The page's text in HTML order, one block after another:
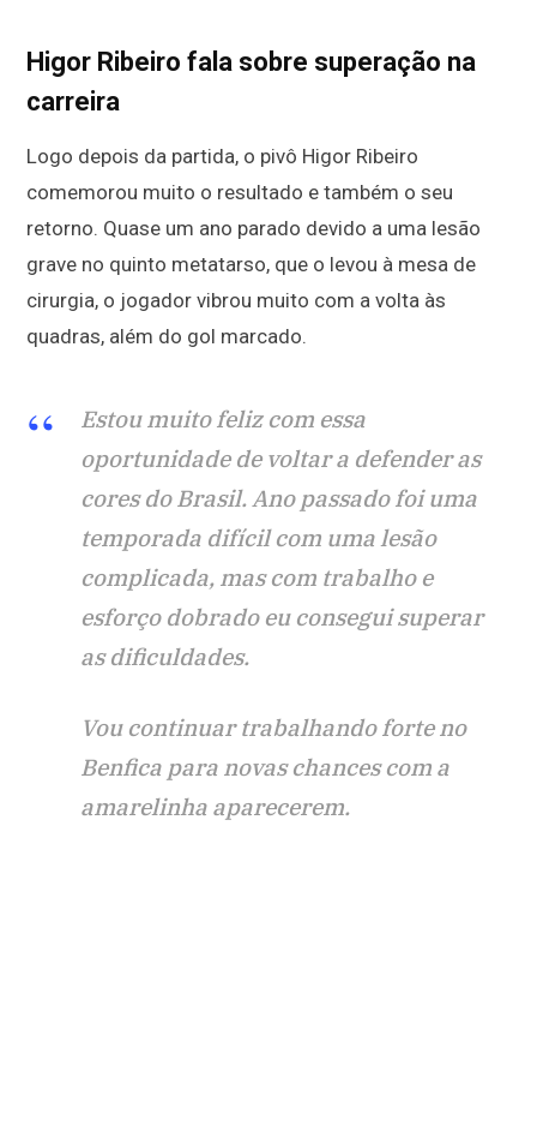
Higor Ribeiro fala sobre superação na
carreira
Logo depois da partida, o pivô Higor Ribeiro
comemorou muito o resultado e também o seu
retorno. Quase um ano parado devido a uma lesão
grave no quinto metatarso, que o levou à mesa de
cirurgia, o jogador vibrou muito com a volta às
quadras, além do gol marcado.
Estou muito feliz com essa
oportunidade de voltar a defender as
cores do Brasil. Ano passado foi uma
temporada difícil com uma lesão
complicada, mas com trabalho e
esforço dobrado eu consegui superar
as dificuldades.
Vou continuar trabalhando forte no
Benfica para novas chances com a
amarelinha aparecerem.